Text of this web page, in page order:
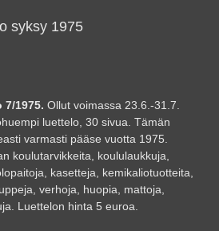
syksy 1975
1975. Ollut voimassa 23.6.-31.7.
luettelo, 30 sivua. Tämän
varmasti pääse vuotta 1975.
koulutarvikkeita, koululaukkuja,
kasetteja, kemikaliotuotteita,
verhoja, huopia, mattoja,
Luettelon hinta 5 euroa.